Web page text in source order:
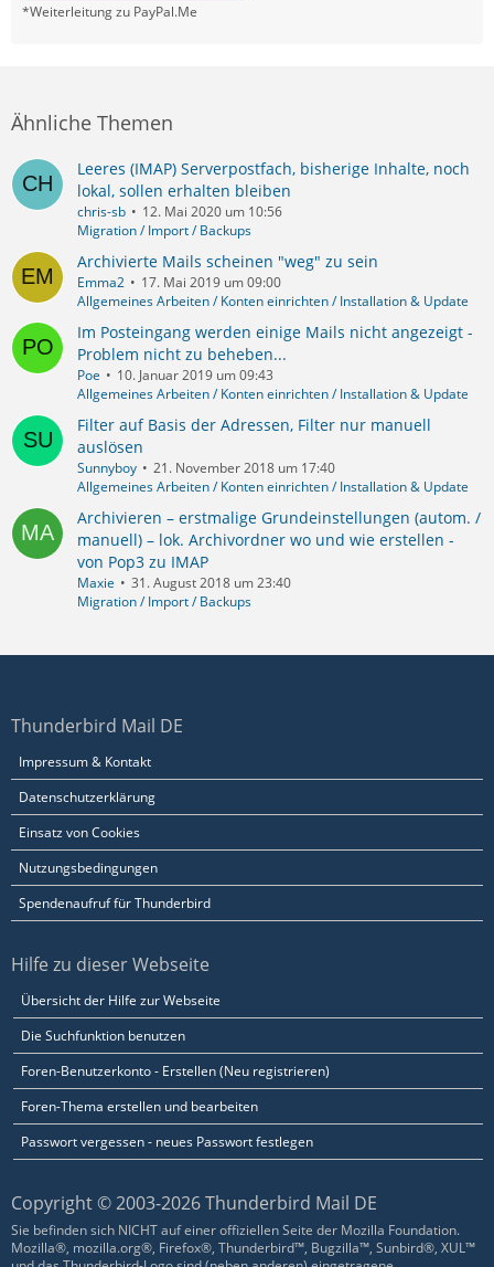
*Weiterleitung zu PayPal.Me
Ähnliche Themen
Leeres (IMAP) Serverpostfach, bisherige Inhalte, noch
lokal, sollen erhalten bleiben
chris-sb
12. Mai 2020 um 10:56
Migration / Import / Backups
Archivierte Mails scheinen "weg" zu sein
Emma2
17. Mai 2019 um 09:00
Allgemeines Arbeiten / Konten einrichten / Installation & Update
Im Posteingang werden einige Mails nicht angezeigt -
Problem nicht zu beheben...
Poe
10. Januar 2019 um 09:43
Allgemeines Arbeiten / Konten einrichten / Installation & Update
Filter auf Basis der Adressen, Filter nur manuell
auslösen
Sunnyboy
21. November 2018 um 17:40
Allgemeines Arbeiten / Konten einrichten / Installation & Update
Archivieren – erstmalige Grundeinstellungen (autom. /
manuell) – lok. Archivordner wo und wie erstellen -
von Pop3 zu IMAP
Maxie
31. August 2018 um 23:40
Migration / Import / Backups
Thunderbird Mail DE
Impressum & Kontakt
Datenschutzerklärung
Einsatz von Cookies
Nutzungsbedingungen
Spendenaufruf für Thunderbird
Hilfe zu dieser Webseite
Übersicht der Hilfe zur Webseite
Die Suchfunktion benutzen
Foren-Benutzerkonto - Erstellen (Neu registrieren)
Foren-Thema erstellen und bearbeiten
Passwort vergessen - neues Passwort festlegen
Copyright © 2003-2026 Thunderbird Mail DE
Sie befinden sich NICHT auf einer offiziellen Seite der Mozilla Foundation.
Mozilla®, mozilla.org®, Firefox®, Thunderbird™, Bugzilla™, Sunbird®, XUL™